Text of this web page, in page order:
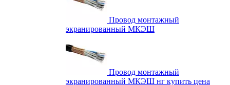
Провод монтажный
экранированный МКЭШ
Провод монтажный
экранированный МКЭШ нг купить цена